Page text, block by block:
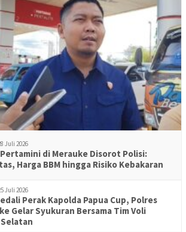
Juli 2026
di Merauke Disorot Polisi:
Harga BBM hingga Risiko Kebakaran
Juli 2026
Perak Kapolda Papua Cup, Polres
Gelar Syukuran Bersama Tim Voli